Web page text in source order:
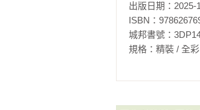
出版日期：2025-
ISBN：
城邦書號：
規格：精裝 /